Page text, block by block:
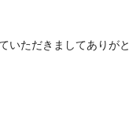
いただきましてありがと